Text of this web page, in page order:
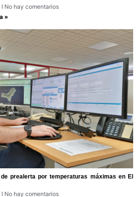
No hay comentarios
»
prealerta por temperaturas máximas en El
No hay comentarios